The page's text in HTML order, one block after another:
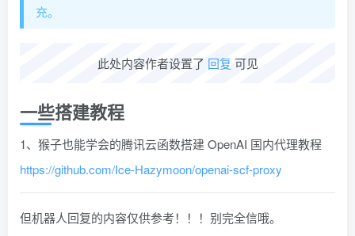
充。
此处内容作者设置了 回复 可见
一些搭建教程
1、猴子也能学会的腾讯云函数搭建 OpenAI 国内代理教程
https://github.com/Ice-Hazymoon/openai-scf-proxy
但机器人回复的内容仅供参考！！！别完全信哦。